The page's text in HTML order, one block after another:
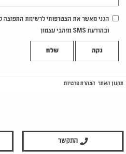
הנני מאשר את הצטרפותי לרשימת התפוצה
ובהודעת SMS מזהבי עצמון
נקה
התקשר
תקנון האתר הצהרת פרטיות